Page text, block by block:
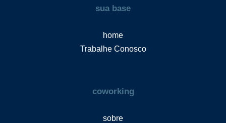
sua base
home
Trabalhe Conosco
coworking
sobre